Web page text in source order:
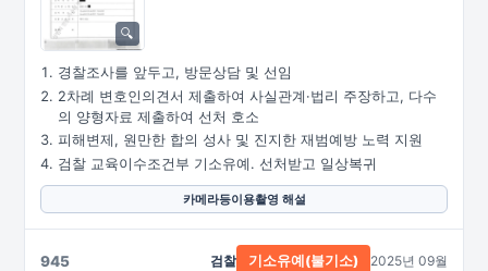
경찰조사를 앞두고, 방문상담 및 선임
2차례 변호인의견서 제출하여 사실관계·법리 주장하고, 다수
의 양형자료 제출하여 선처 호소
피해변제, 원만한 합의 성사 및 진지한 재범예방 노력 지원
검찰 교육이수조건부 기소유예. 선처받고 일상복귀
카메라등이용촬영 해설
945 검찰 기소유예(불기소) 2025년 09월